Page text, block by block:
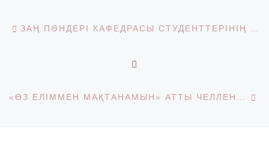
Post navigation ЗАҢ ПӘНДЕРІ КАФЕДРАСЫ СТУДЕНТТЕРІНІҢ ДИПЛОМДЫҚ ЖҰМЫСТАРЫН АЛДЫН АЛА ҚОРҒАУ
«ӨЗ ЕЛІММЕН МАҚТАНАМЫН» АТТЫ ЧЕЛЛЕНДЖДІ БАСТАЙМЫЗ